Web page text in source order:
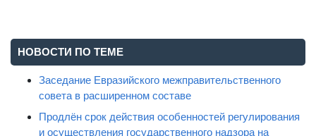
НОВОСТИ ПО ТЕМЕ
Заседание Евразийского межправительственного
совета в расширенном составе
Продлён срок действия особенностей регулирования
и осуществления государственного надзора на